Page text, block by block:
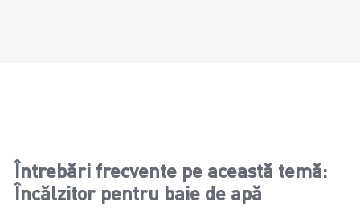
Întrebări frecvente pe această temă:
Încălzitor pentru baie de apă